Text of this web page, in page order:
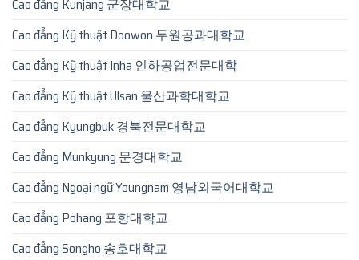
Cao đẳng Kunjang 군장대학교
Cao đẳng Kỹ thuật Doowon 두원공과대학교
Cao đẳng Kỹ thuật Inha 인하공업전문대학
Cao đẳng Kỹ thuật Ulsan 울산과학대학교
Cao đẳng Kyungbuk 경북전문대학교
Cao đẳng Munkyung 문경대학교
Cao đẳng Ngoại ngữ Youngnam 영남외국어대학교
Cao đẳng Pohang 포항대학교
Cao đẳng Songho 송호대학교